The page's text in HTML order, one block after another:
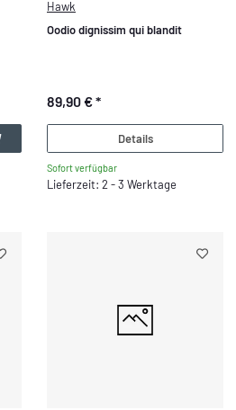
Hawk
Oodio dignissim qui blandit
89,90 €*
Details
Sofort verfügbar
Lieferzeit: 2 - 3 Werktage